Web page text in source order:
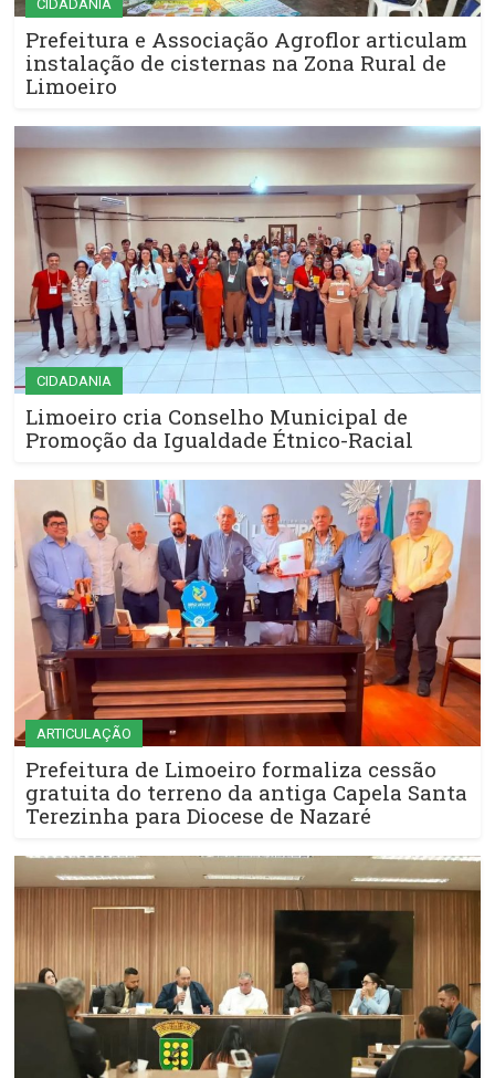
CIDADANIA
Prefeitura e Associação Agroflor articulam
instalação de cisternas na Zona Rural de
Limoeiro
CIDADANIA
Limoeiro cria Conselho Municipal de
Promoção da Igualdade Étnico-Racial
ARTICULAÇÃO
Prefeitura de Limoeiro formaliza cessão
gratuita do terreno da antiga Capela Santa
Terezinha para Diocese de Nazaré